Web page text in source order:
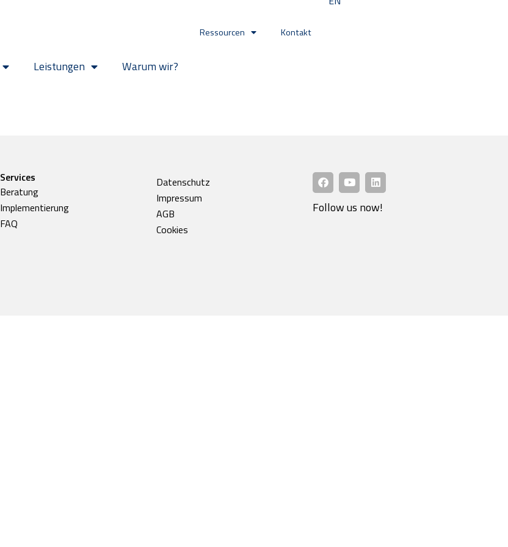
Ressourcen Kontakt
Leistungen Warum wir?
Services
Beratung
Implementierung
FAQ
Datenschutz
Impressum
AGB
Cookies
Follow us now!